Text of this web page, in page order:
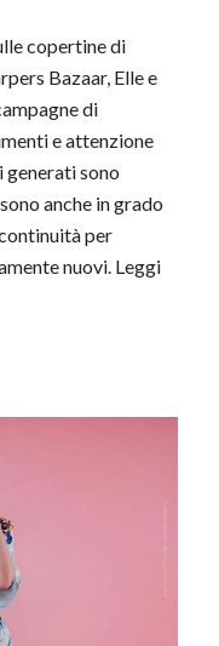
copertine di
Bazaar, Elle e
di
e attenzione
generati sono
anche in grado
per
nuovi. Leggi